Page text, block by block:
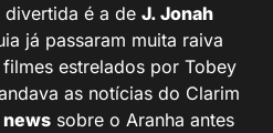
é a de J. Jonah
já passaram muita raiva
estrelados por Tobey
as notícias do Clarim
sobre o Aranha antes